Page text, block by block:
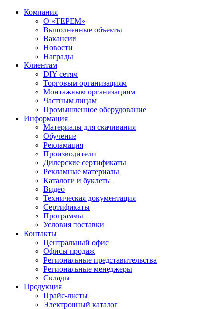
Компания
О «ТЕРЕМ»
Выполненные объекты
Вакансии
Новости
Награды
Клиентам
DIY сетям
Торговым организациям
Монтажным организациям
Частным лицам
Промышленное оборудование
Информация
Материалы для скачивания
Обучение
Рекламация
Производители
Дилерские сертификаты
Рекламные материалы
Каталоги и буклеты
Видео
Техническая документация
Сертификаты
Программы
Условия поставки
Контакты
Центральный офис
Офисы продаж
Региональные представительства
Региональные менеджеры
Склады
Продукция
Прайс-листы
Электронный каталог